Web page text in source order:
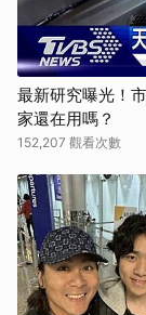
最新研究曝光！
家還在用嗎？
152,207 觀看次數